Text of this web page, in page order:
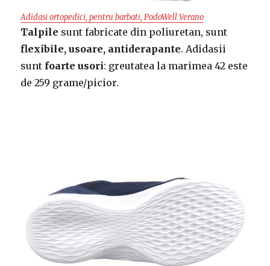
Adidasi ortopedici, pentru barbati, PodoWell Verano
Talpile sunt fabricate din poliuretan, sunt
flexibile, usoare, antiderapante. Adidasii
sunt foarte usori: greutatea la marimea 42 este
de 259 grame/picior.